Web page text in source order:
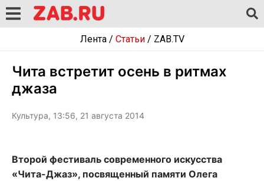
Лента/ Статьи/ ZAB.TV
Чита встретит осень в ритмах
джаза
Культура, 13:56, 21 августа 2014
Второй фестиваль современного искусства
«Чита-Джаз», посвященный памяти Олега